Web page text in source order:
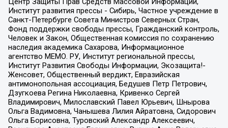
Институт развития прессы - Сибирь, Частное учреждение в
Санкт-Петербурге Совета Министров Северных Стран,
Фонд поддержки свободы прессы, Гражданский контроль,
Человек и Закон, Общественная комиссия по сохранению
наследия академика Сахарова, Информационное
агентство МЕМО. РУ, Институт региональной прессы,
Институт Развития Свободы Информации, Экозащита!-
Женсовет, Общественный вердикт, Евразийская
антимонопольная ассоциация, Бедушев Петр Петрович,
Дзугкоева Регина Николаевна, Кривенко Сергей
Владимирович, Милославский Павел Юрьевич, Шнырова
Ольга Вадимовна, Чанышева Лилия Айратовна, Сидорович
Ольга Борисовна, Туровский Александр Алексеевич,